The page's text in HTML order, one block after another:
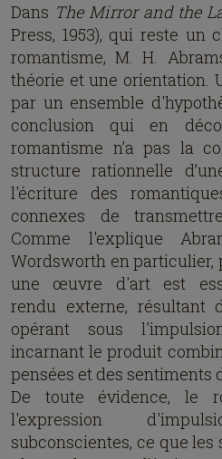
Dans The Mirror and the
Press, 1953), qui reste un
romantisme, M. H.
théorie et une orientation.
par un ensemble
conclusion qui en
romantisme n’a pas la
structure rationnelle
l'écriture des
connexes de
Comme l'explique
Wordsworth en particulier,
une œuvre d'art est
rendu externe, résultant
opérant sous
incarnant le produit
pensées et des sentiments
De toute évidence, le
l'expression
subconscientes, ce que